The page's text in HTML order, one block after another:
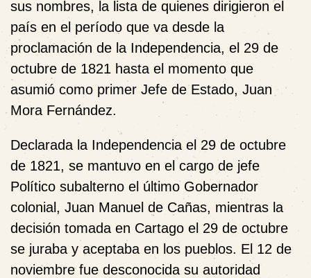
sus nombres, la lista de quienes dirigieron el
país en el período que va desde la
proclamación de la Independencia, el 29 de
octubre de 1821 hasta el momento que
asumió como primer Jefe de Estado, Juan
Mora Fernández.
Declarada la Independencia el 29 de octubre
de 1821, se mantuvo en el cargo de jefe
Político subalterno el último Gobernador
colonial, Juan Manuel de Cañas, mientras la
decisión tomada en Cartago el 29 de octubre
se juraba y aceptaba en los pueblos. El 12 de
noviembre fue desconocida su autoridad